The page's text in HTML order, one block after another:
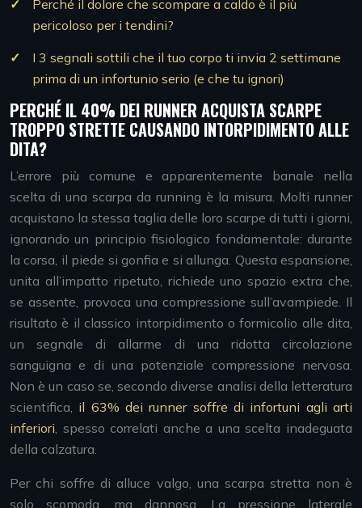
Perché il dolore che scompare a caldo è il più
pericoloso per i tendini?
I 3 segnali sottili che il tuo corpo ti invia 2 settimane
prima di un infortunio serio (e che tu ignori)
PERCHÉ IL 40% DEI RUNNER ACQUISTA SCARPE
TROPPO STRETTE CAUSANDO INTORPIDIMENTO ALLE
DITA?
L’errore più comune e apparentemente banale nella
scelta di una scarpa da running è la misura. Molti runner
acquistano la stessa taglia delle loro scarpe di tutti i giorni,
ignorando un principio fisiologico fondamentale: durante
la corsa, il piede si gonfia e si allunga. Questa espansione,
unita all’impatto ripetuto, richiede uno spazio extra che,
se assente, provoca una compressione sull’avampiede. Il
risultato è il classico intorpidimento o formicolio alle dita,
un segnale di allarme di una ridotta circolazione
sanguigna e di una potenziale compressione nervosa.
Non è un caso se, secondo diverse analisi della letteratura
scientifica, il 63% dei runner soffre di infortuni agli arti
inferiori, spesso correlati anche a una scelta inadeguata
della calzatura.
Per chi soffre di alluce valgo, una scarpa stretta non è
solo scomoda, ma dannosa. La pressione laterale